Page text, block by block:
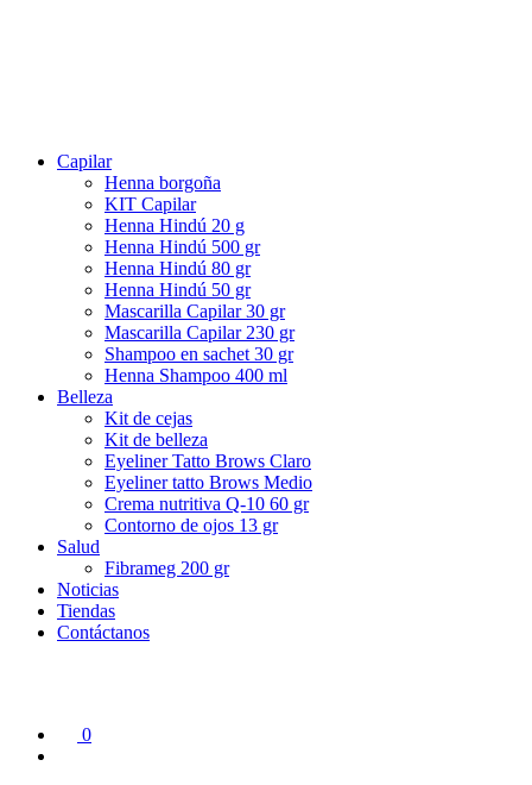
Capilar
Henna borgoña
KIT Capilar
Henna Hindú 20 g
Henna Hindú 500 gr
Henna Hindú 80 gr
Henna Hindú 50 gr
Mascarilla Capilar 30 gr
Mascarilla Capilar 230 gr
Shampoo en sachet 30 gr
Henna Shampoo 400 ml
Belleza
Kit de cejas
Kit de belleza
Eyeliner Tatto Brows Claro
Eyeliner tatto Brows Medio
Crema nutritiva Q-10 60 gr
Contorno de ojos 13 gr
Salud
Fibrameg 200 gr
Noticias
Tiendas
Contáctanos
0